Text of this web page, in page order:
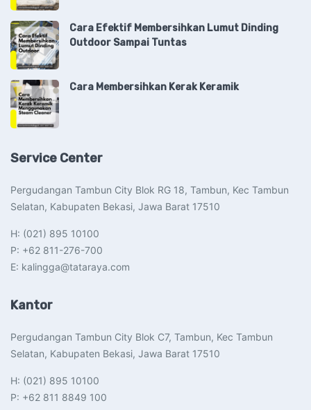
Cara Efektif Membersihkan Lumut Dinding
Outdoor Sampai Tuntas
Cara Membersihkan Kerak Keramik
Service Center
Pergudangan Tambun City Blok RG 18, Tambun, Kec Tambun
Selatan, Kabupaten Bekasi, Jawa Barat 17510​
H: (021) 895 10100
P: +62 811-276-700
E: kalingga@tataraya.com
Kantor
Pergudangan Tambun City Blok C7, Tambun, Kec Tambun
Selatan, Kabupaten Bekasi, Jawa Barat 17510​
H: (021) 895 10100
P: +62 811 8849 100